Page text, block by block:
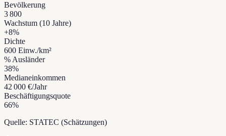
Bevölkerung
3 800
Wachstum (10 Jahre)
+8%
Dichte
600 Einw./km²
% Ausländer
38%
Medianeinkommen
42 000 €/Jahr
Beschäftigungsquote
66%
Quelle: STATEC (Schätzungen)